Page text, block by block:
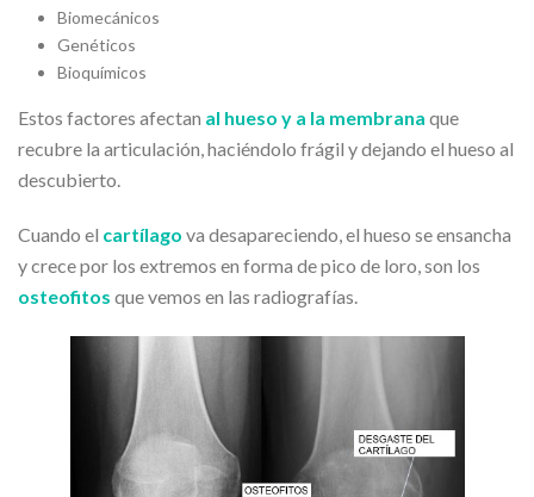
Biomecánicos
Genéticos
Bioquímicos
Estos factores afectan al hueso y a la membrana que
recubre la articulación, haciéndolo frágil y dejando el hueso al
descubierto.
Cuando el cartílago va desapareciendo, el hueso se ensancha
y crece por los extremos en forma de pico de loro, son los
osteofitos que vemos en las radiografías.